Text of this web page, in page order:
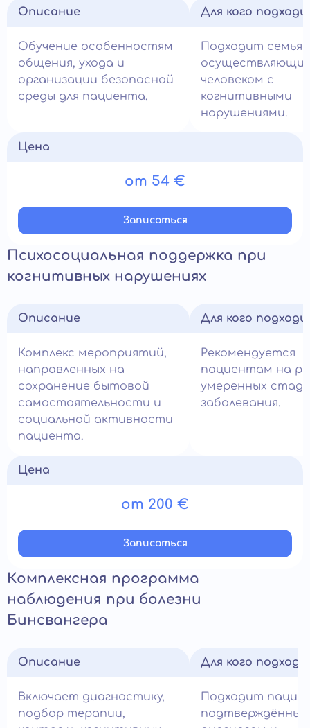
Описание
Обучение особенностям
общения, ухода и
организации безопасной
среды для пациента.
Для кого
Подходит
человеком с
когнитивными
нарушениями.
Цена
от 54 €
Записатьcя
Психосоциальная поддержка при
когнитивных нарушениях
Описание
Комплекс мероприятий,
направленных на
сохранение бытовой
самостоятельности и
социальной активности
пациента.
Для кого
Рекомендуется
пациентам на
умеренных
заболевания.
Цена
от 200 €
Записатьcя
Комплексная программа
наблюдения при болезни
Бинсвангера
Описание
Включает диагностику,
подбор терапии,
Для кого
Подходит
подтверждённым